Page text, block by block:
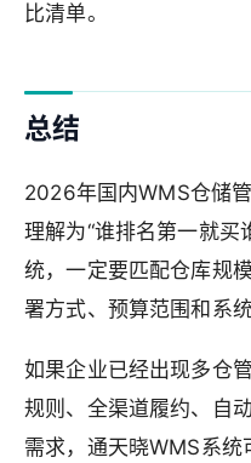
比清单。
总结
2026年国内WMS仓储
理解为“谁排名第一就买
统，一定要匹配仓库规
署方式、预算范围和系
如果企业已经出现多仓
规则、全渠道履约、自
需求，通天晓WMS系